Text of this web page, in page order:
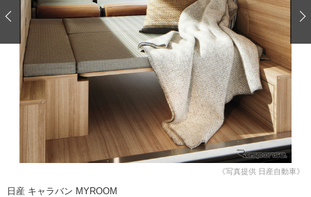
鈑金・塗装
ヘッドライト磨き コーティング
フィルム・ラッピング
小キズ直し 防錆
特集記事
ストップ 不具合修理＆粗悪修理
カーメーカー「旧車」関連プロジェ
クト
ショップ紹介
ショップレポート プロショップ検索
レストア
カーメーカー「旧車」関連プロジ
コラム
インタビュー
イベント
イベント告知 イベントレポート
《写真提供 日産自動車》
日産 キャラバン MYROOM